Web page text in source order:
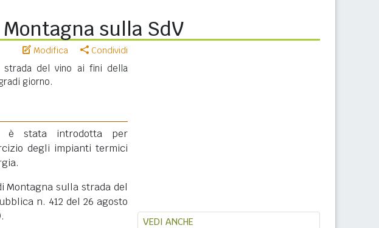
sulla SdV
Modifica Condividi
strada del vino ai fini della
giorno.
è stata introdotta per
degli impianti termici
Montagna sulla strada del
n. 412 del 26 agosto
VEDI ANCHE